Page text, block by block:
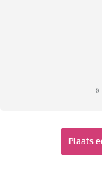
helemaal zónder
omstandigheden
mensen
elkaar te praten
schoolleiding,
de jeugdzorg
niet, en ga zo
«
Plaats